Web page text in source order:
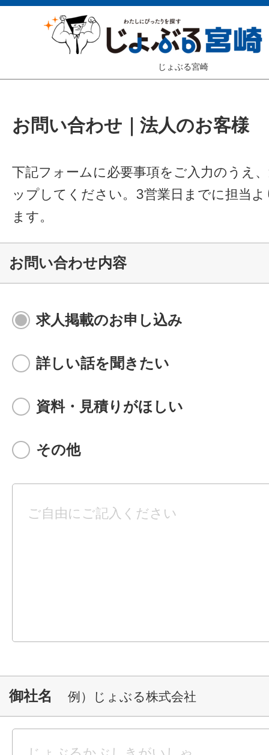
じょぶる宮崎
お問い合わせ｜法人のお客様
下記フォームに必要事項をご入力のうえ
ップしてください。3営業日までに担当
ます。
お問い合わせ内容
求人掲載のお申し込み
詳しい話を聞きたい
資料・見積りがほしい
その他
御社名 例）じょぶる株式会社